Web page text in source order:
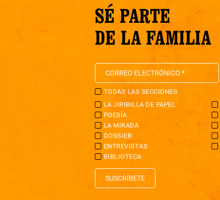
SÉ PARTE
DE LA FAMILIA
TODAS LAS SECCIONES
LA JIRIBILLA DE PAPEL
POESÍA
LA MIRADA
DOSSIER
ENTREVISTAS
BIBLIOTECA
SUSCRÍBETE